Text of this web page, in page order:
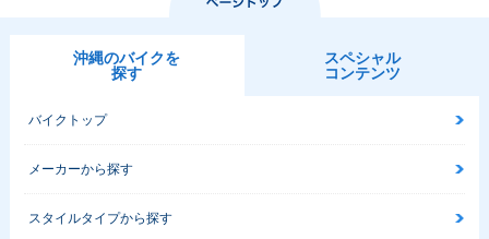
沖縄のバイクを
探す
スペシャル
コンテンツ
バイクトップ
メーカーから探す
スタイルタイプから探す